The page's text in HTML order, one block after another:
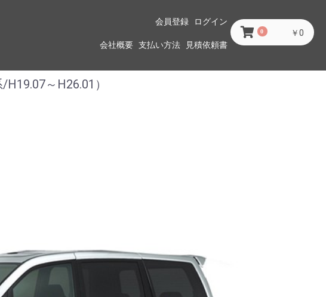
会員登録 ログイン
会社概要 支払い方法 見積依頼書
0 ￥0
～H26.01）